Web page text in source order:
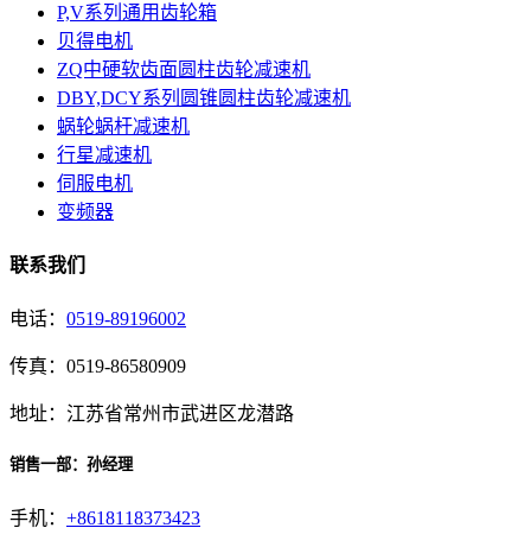
P,V系列通用齿轮箱
贝得电机
ZQ中硬软齿面圆柱齿轮减速机
DBY,DCY系列圆锥圆柱齿轮减速机
蜗轮蜗杆减速机
行星减速机
伺服电机
变频器
联系我们
电话： 0519-89196002
传真：0519-86580909
地址：江苏省常州市武进区龙潜路
销售一部：孙经理
手机： +8618118373423